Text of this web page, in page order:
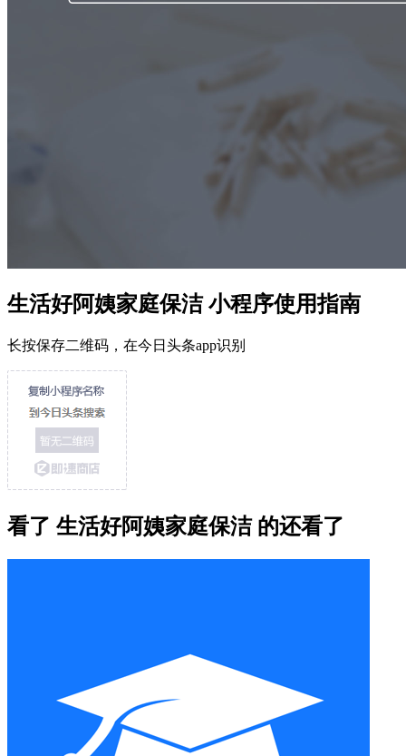
生活好阿姨家庭保洁 小程序使用指南
长按保存二维码，在今日头条app识别
看了 生活好阿姨家庭保洁 的还看了